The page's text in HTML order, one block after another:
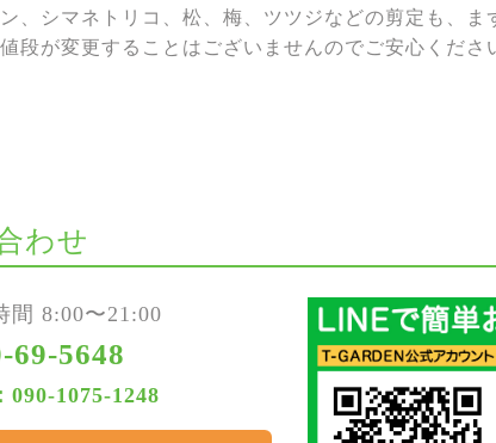
、シマネトリコ、松、梅、ツツジなどの剪定も、
段が変更することはございませんのでご安心くださ
わせ
間 8:00〜21:00
69-5648
090-1075-1248